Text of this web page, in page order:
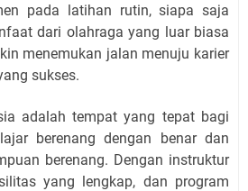
pada latihan rutin, siapa saja
dari olahraga yang luar biasa
menemukan jalan menuju karier
sukses.
adalah tempat yang tepat bagi
berenang dengan benar dan
berenang. Dengan instruktur
yang lengkap, dan program